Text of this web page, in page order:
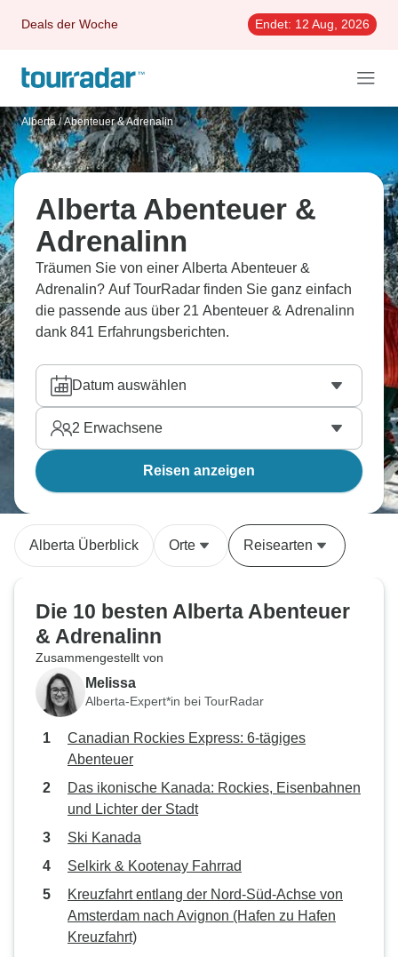
Deals der Woche Endet: 12 Aug, 2026
Alberta / Abenteuer & Adrenalin
Alberta Abenteuer &
Adrenalinn
Träumen Sie von einer Alberta Abenteuer &
Adrenalin? Auf TourRadar finden Sie ganz einfach
die passende aus über 21 Abenteuer & Adrenalinn
dank 841 Erfahrungsberichten.
Datum auswählen
2 Erwachsene
Reisen anzeigen
Alberta Überblick Orte Reisearten
Die 10 besten Alberta Abenteuer
& Adrenalinn
Zusammengestellt von
Melissa
Alberta-Expert*in bei TourRadar
Canadian Rockies Express: 6-tägiges
Abenteuer
Das ikonische Kanada: Rockies, Eisenbahnen
und Lichter der Stadt
Ski Kanada
Selkirk & Kootenay Fahrrad
Kreuzfahrt entlang der Nord-Süd-Achse von
Amsterdam nach Avignon (Hafen zu Hafen
Kreuzfahrt)